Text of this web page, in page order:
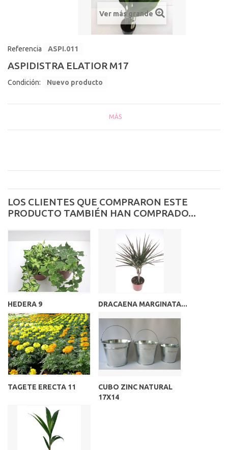
Ver más grande
Referencia ASPI.011
ASPIDISTRA ELATIOR M17
Condición: Nuevo producto
MÁS
LOS CLIENTES QUE COMPRARON ESTE
PRODUCTO TAMBIÉN HAN COMPRADO...
HEDERA 9 DRACAENA MARGINATA...
TAGETE ERECTA 11
CUBO ZINC NATURAL
17X14